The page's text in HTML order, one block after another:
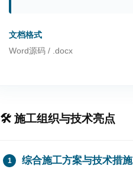
文档格式
Word源码 / .docx
🛠️ 施工组织与技术亮点
1 综合施工方案与技术措施